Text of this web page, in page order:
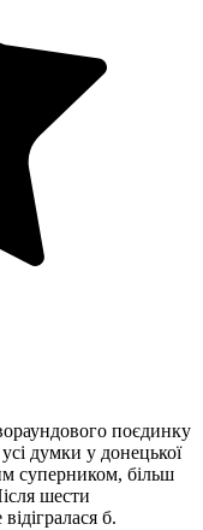
поєдинку
думки у донецької
суперником, більш
шести
б.